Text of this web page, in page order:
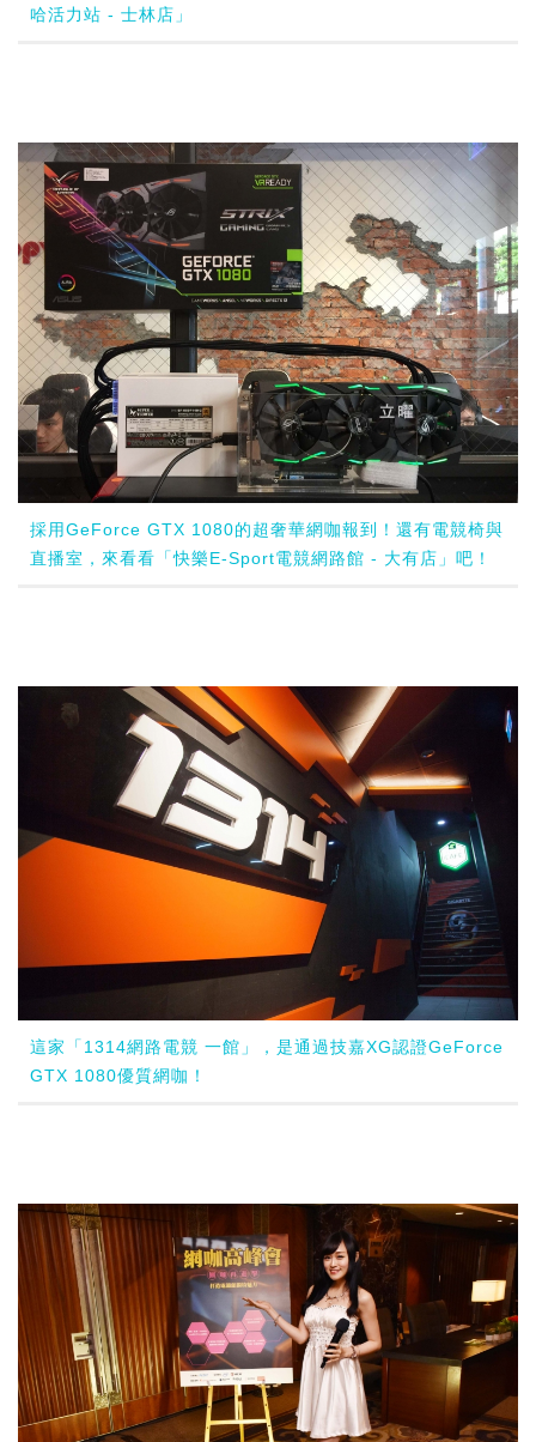
哈活力站 - 士林店」
採用GeForce GTX 1080的超奢華網咖報到！還有電競椅與
直播室，來看看「快樂E-Sport電競網路館 - 大有店」吧！
這家「1314網路電競 一館」，是通過技嘉XG認證GeForce
GTX 1080優質網咖！